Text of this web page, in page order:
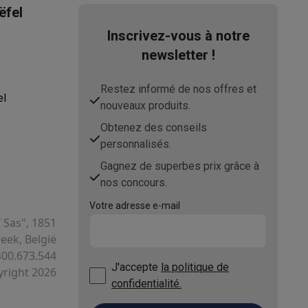
Playstation
Switch
SimRacingManettes gaming smartphones
connectés
connectés Brosses à dents électriques connectées
1851
België
2026
Inscrivez-vous à notre
newsletter !
Restez informé de nos offres et
nouveaux produits.
Obtenez des conseils
personnalisés.
Gagnez de superbes prix grâce à
nos concours.
Votre adresse e-mail
J'accepte la politique de
confidentialité.